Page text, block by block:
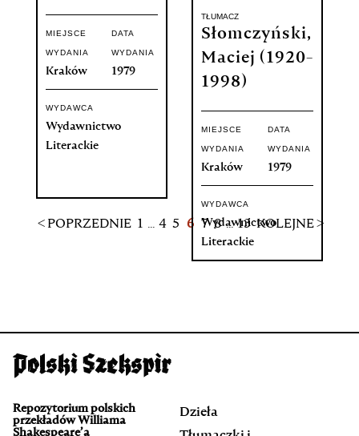
MIEJSCE
WYDANIA
Kraków
DATA
WYDANIA
1979
WYDAWCA
Wydawnictwo
Literackie
TŁUMACZ
Słomczyński,
Maciej (1920-
1998)
MIEJSCE
WYDANIA
Kraków
DATA
WYDANIA
1979
WYDAWCA
Wydawnictwo
Literackie
< POPRZEDNIE 1 ... 4 5 6 7 8 ... 13 KOLEJNE >
Repozytorium polskich
przekładów Williama
Shakespeare’a
Dzieła